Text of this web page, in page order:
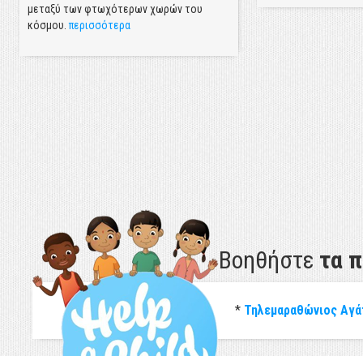
μεταξύ των φτωχότερων χωρών του
κόσμου.περισσότερα
Βοηθήστε τα
* Τηλεμαραθώνιος